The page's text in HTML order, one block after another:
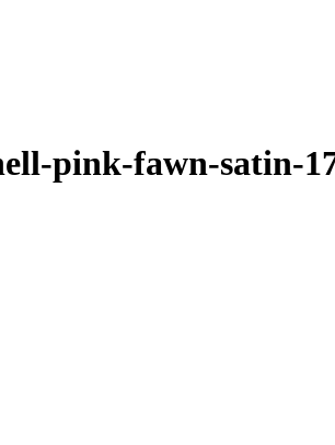
pink-fawn-satin-